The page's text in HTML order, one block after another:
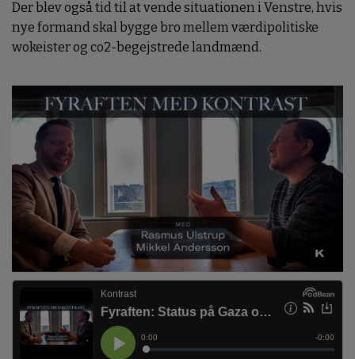
Der blev også tid til at vende situationen i Venstre, hvis
nye formand skal bygge bro mellem værdipolitiske
wokeister og co2-begejstrede landmænd.